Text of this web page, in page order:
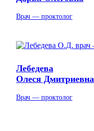
Врач — проктолог
Лебедева
Олеся Дмитриевна
Врач — проктолог